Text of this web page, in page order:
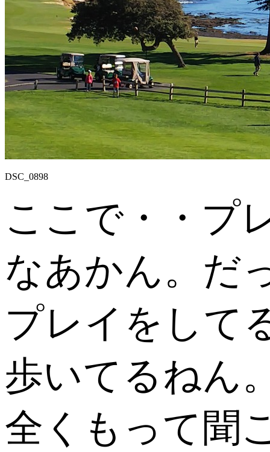
DSC_0898
ここで・・プ
なあかん。だ
プレイをして
歩いてるねん
全くもって聞